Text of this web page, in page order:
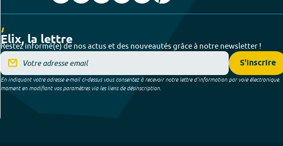
Elix, la lettre
Restez informé(e) de nos actus et des nouveautés grâce à notre newsletter !
S'inscrire
En indiquant votre adresse e-mail ci-dessus vous consentez à recevoir notre lettre d’information par voie électronique.
moment en modifiant vos paramètres via les liens de désinscription.